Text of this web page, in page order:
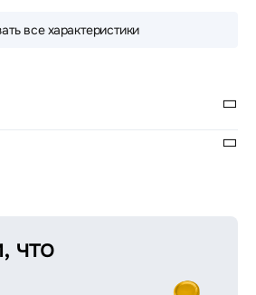
все характеристики
что